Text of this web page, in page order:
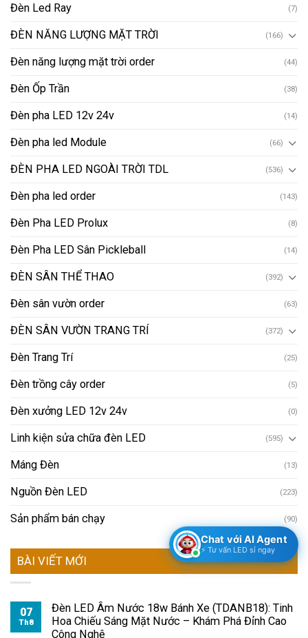
Đèn Led Ray (7)
ĐÈN NĂNG LƯỢNG MẶT TRỜI (166)
Đèn năng lượng mặt trời order (44)
Đèn Ốp Trần (38)
Đèn pha LED 12v 24v (14)
Đèn pha led Module (66)
ĐÈN PHA LED NGOÀI TRỜI TDL (536)
Đèn pha led order (143)
Đèn Pha LED Prolux (8)
Đèn Pha LED Sân Pickleball (14)
ĐÈN SÂN THỂ THAO (392)
Đèn sân vườn order (63)
ĐÈN SÂN VƯỜN TRANG TRÍ (372)
Đèn Trang Trí (25)
Đèn trồng cây order (5)
Đèn xưởng LED 12v 24v (0)
Linh kiện sửa chữa đèn LED (595)
Máng Đèn (13)
Nguồn Đèn LED (223)
Sản phẩm bán chạy (90)
BÀI VIẾT MỚI
07
Th8
Đèn LED Âm Nước 18w Bánh Xe (TDANB18): Tinh
Hoa Chiếu Sáng Mặt Nước – Khám Phá Đỉnh Cao
Công Nghệ
Chat với AI Agent
⚡ Tư vấn LED sỉ ngay